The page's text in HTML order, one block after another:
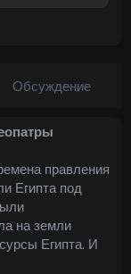
Обсуждение
правления
Египта под
на земли
Египта. И